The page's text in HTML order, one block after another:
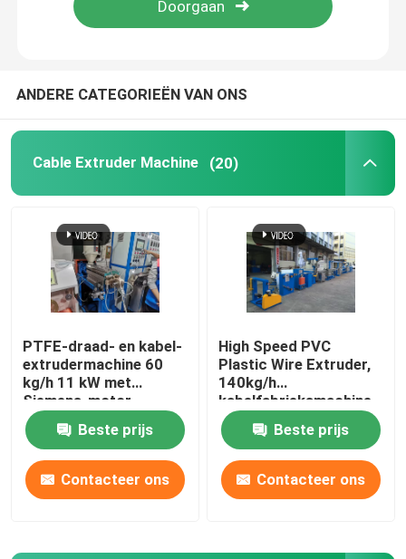
Kwaliteitscontrole
Neem contact met ons op
Vraag een offerte
Cable Extruder Machine
Draadtrekkers
Kabel-extrusielijn
ANDERE CATEGORIEËN VAN ONS
Cable Extruder Machine (20)
PTFE-draad- en kabel-
extrudermachine 60
kg/h 11 kW met
Siemens-motor
Beste prijs
Contacteer ons
High Speed PVC
Plastic Wire Extruder,
140kg/h
kabelfabrieksmachine
Beste prijs
Contacteer ons